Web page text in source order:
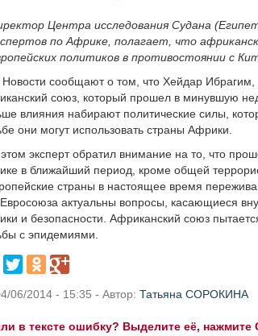
Центра исследования Судана
по Африке, полагает, что
политиков в противостоянии с
сообщают о том, что Хейдар Ибрагим,
союз, который прошел в минувшую
влияния набирают политические силы,
они могут использовать страны Африки.
эксперт обратил внимание на то, что
в ближайший период, кроме общей
страны в настоящее время
актуальны вопросы, касающиеся
и безопасности. Африканский союз
с эпидемиями.
06/2014 - 15:35 - Автор: Татьяна СОРОКИНА
в тексте ошибку? Выделите её, нажмите